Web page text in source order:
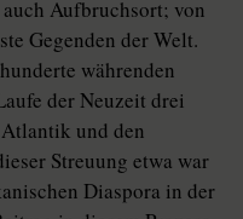
Aufbruchsort; von
Gegenden der Welt.
währenden
der Neuzeit drei
und den
Streuung etwa war
Diaspora in der